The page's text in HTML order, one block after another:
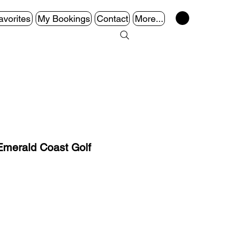
My Bookings Contact More...
Coast Golf